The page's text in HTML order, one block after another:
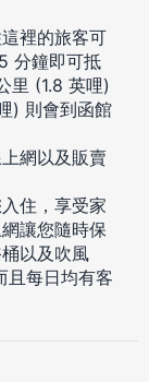
裡的旅客可
分鐘即可抵
里 (1.8 英哩)
) 則會到函館
網以及販賣
住，享受家
讓您隨時保
以及吹風
且每日均有客